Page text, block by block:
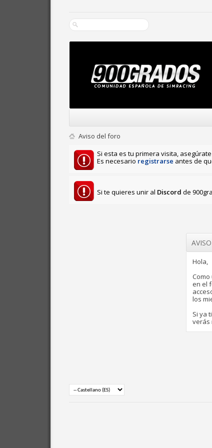
Aviso del foro
Si esta es tu primera visita,
Es necesario registrarse antes de
Si te quieres unir al Discord de
Hola,
en el
los
Si ya
verás